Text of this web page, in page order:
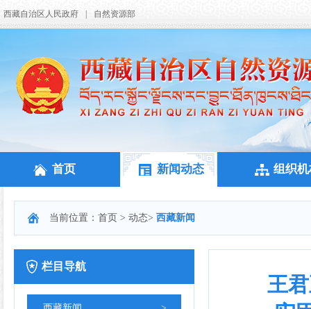
西藏自治区人民政府 自然资源部
首页 新闻动态 组织
当前位置： 首页 > 动态> 西藏新闻
栏目导航
王